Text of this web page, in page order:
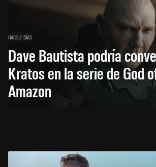
HACE 2 DÍAS
Dave Bautista podría
Kratos en la serie de God
Amazon